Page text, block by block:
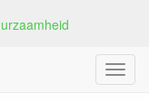
M
e